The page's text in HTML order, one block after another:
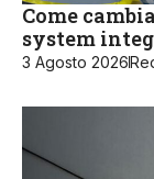
Come
system
3 Agosto 2026